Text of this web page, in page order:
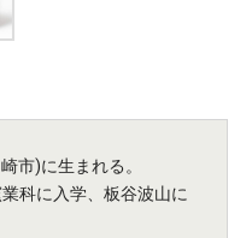
市)に生まれる。
科に入学、板谷波山に